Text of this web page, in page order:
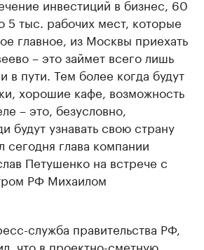
инвестиций в бизнес, 60
5 тыс. рабочих мест, которые
главное, из Москвы приехать
– это займет всего лишь
в пути. Тем более когда будут
хорошие кафе, возможность
– это, безусловно,
будут узнавать свою страну
сегодня глава компании
Петушенко на встрече с
РФ Михаилом
служба правительства РФ,
что в проектно-сметную